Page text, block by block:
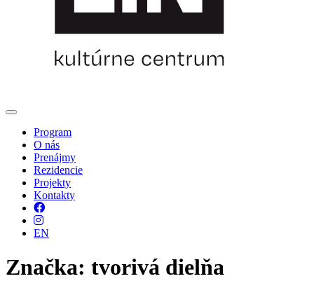
Program
O nás
Prenájmy
Rezidencie
Projekty
Kontakty
Facebook
Instagram
EN
Značka: tvorivá dielňa